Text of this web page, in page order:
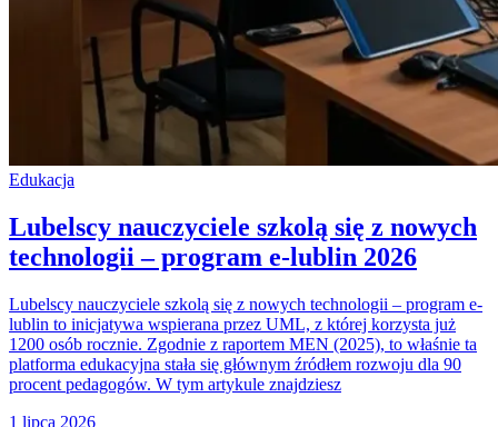
Edukacja
Lubelscy nauczyciele szkolą się z nowych
technologii – program e-lublin 2026
Lubelscy nauczyciele szkolą się z nowych technologii – program e-
lublin to inicjatywa wspierana przez UML, z której korzysta już
1200 osób rocznie. Zgodnie z raportem MEN (2025), to właśnie ta
platforma edukacyjna stała się głównym źródłem rozwoju dla 90
procent pedagogów. W tym artykule znajdziesz
1 lipca 2026